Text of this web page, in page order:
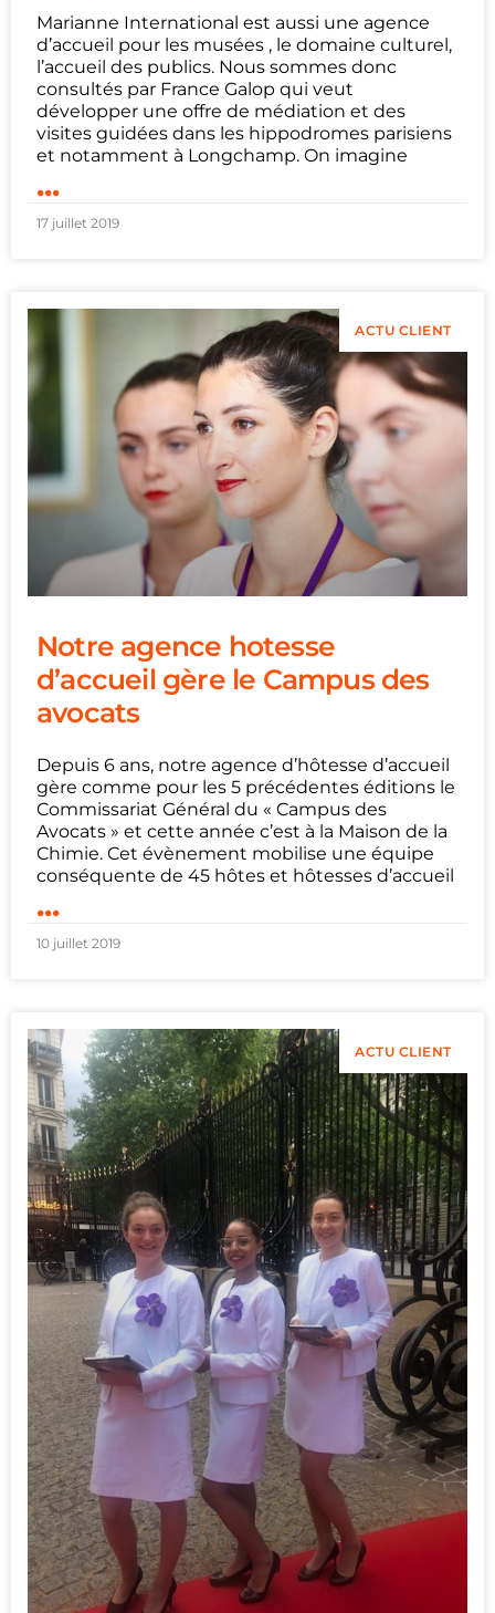
Marianne International est aussi une agence
d’accueil pour les musées , le domaine culturel,
l’accueil des publics. Nous sommes donc
consultés par France Galop qui veut
développer une offre de médiation et des
visites guidées dans les hippodromes parisiens
et notamment à Longchamp. On imagine
...
17 juillet 2019
ACTU CLIENT
Notre agence hotesse
d’accueil gère le Campus des
avocats
Depuis 6 ans, notre agence d’hôtesse d’accueil
gère comme pour les 5 précédentes éditions le
Commissariat Général du « Campus des
Avocats » et cette année c’est à la Maison de la
Chimie. Cet évènement mobilise une équipe
conséquente de 45 hôtes et hôtesses d’accueil
...
10 juillet 2019
ACTU CLIENT